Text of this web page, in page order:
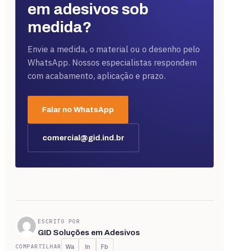
em adesivos sob
medida?
Envie a medida, o material ou o desenho pelo
WhatsApp. Nossos especialistas respondem
com acabamento, aplicação e prazo.
Falar no WhatsApp
comercial@gid.ind.br
ESCRITO POR
GID Soluções em Adesivos
COMPARTILHAR Wa In Fb